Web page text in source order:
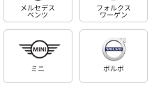
メルセデス
ベンツ
フォルクス
ワーゲン
ミニ ボルボ